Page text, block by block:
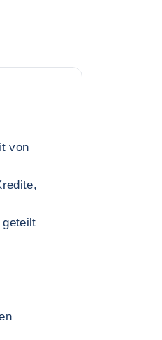
von
geteilt